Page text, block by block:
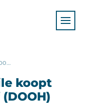
Adverteren: T-Mobile koopt taxireclame bedrijf (DOOH)
koopt